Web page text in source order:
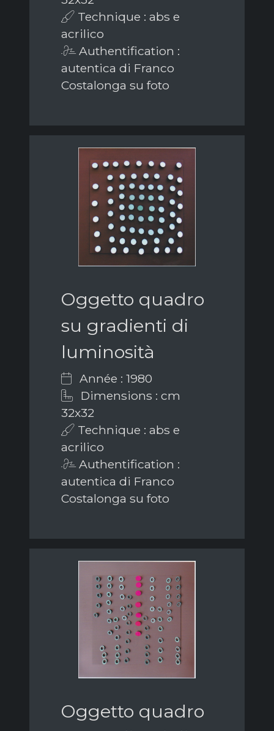
Technique : abs e
acrilico
Authentification :
autentica di Franco
Costalonga su foto
Oggetto quadro
su gradienti di
luminosità
Année : 1980
Dimensions : cm
32x32
Technique : abs e
acrilico
Authentification :
autentica di Franco
Costalonga su foto
Oggetto quadro